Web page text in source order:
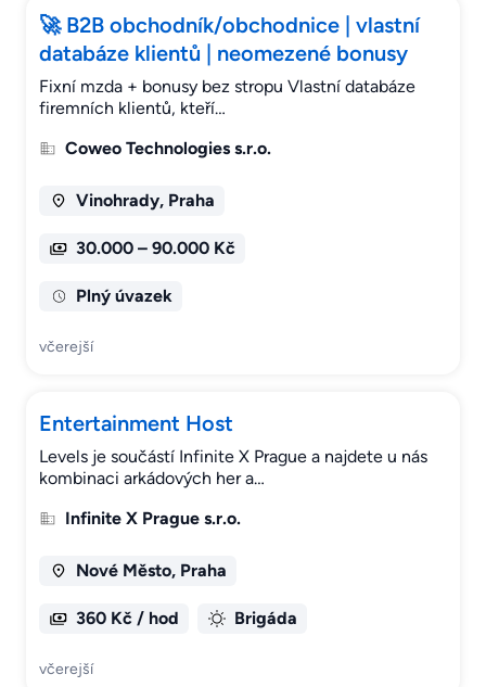
🚀 B2B obchodník/obchodnice | vlastní
databáze klientů | neomezené bonusy
Fixní mzda + bonusy bez stropu Vlastní databáze
firemních klientů, kteří…
Coweo Technologies s.r.o.
Vinohrady, Praha
30.000 – 90.000 Kč
Plný úvazek
včerejší
Entertainment Host
Levels je součástí Infinite X Prague a najdete u nás
kombinaci arkádových her a…
Infinite X Prague s.r.o.
Nové Město, Praha
360 Kč / hod Brigáda
včerejší